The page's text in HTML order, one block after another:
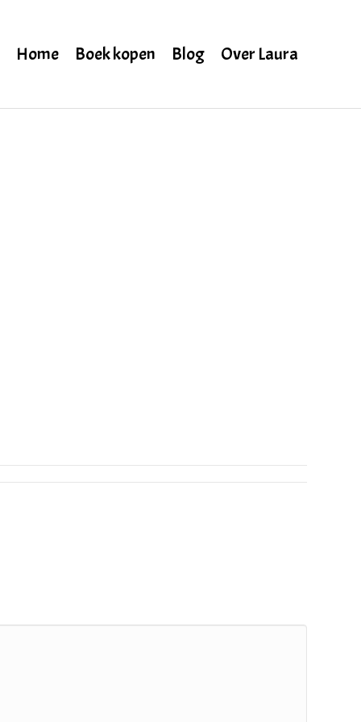
Home Boek kopen Blog Over Laura